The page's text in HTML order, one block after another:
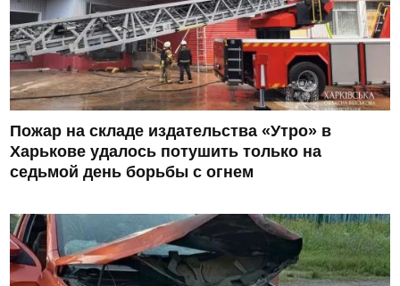
Пожар на складе издательства «Утро» в
Харькове удалось потушить только на
седьмой день борьбы с огнем